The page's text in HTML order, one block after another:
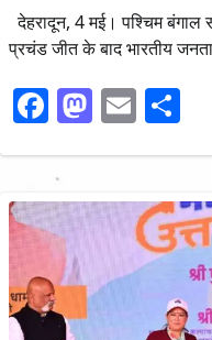
देहरादून, 4 मई। पश्चिम बंगाल
प्रचंड जीत के बाद भारतीय
Facebook
Email